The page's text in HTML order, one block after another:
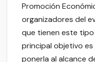
Promoción
organizadores del
que tienen este
principal objetivo
ponerla al alcance